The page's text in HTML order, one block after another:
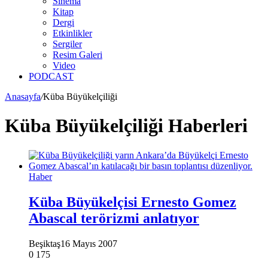
Kitap
Dergi
Etkinlikler
Sergiler
Resim Galeri
Video
PODCAST
Anasayfa/Küba Büyükelçiliği
Küba Büyükelçiliği Haberleri
Haber
Küba Büyükelçisi Ernesto Gomez
Abascal terörizmi anlatıyor
Beşiktaş16 Mayıs 2007
0 175